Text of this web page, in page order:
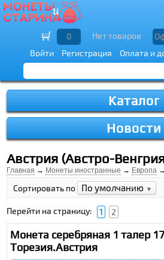
Войти Регистрация Оплата и
0 Нет товаров
Каталог
Новости
Австрия (Австро-
Главная → Монеты иностранные → Европа
Сортировать по По умолчанию ▼
Перейти на страницу: 1 2
Монета серебряная 1 талер
Торезия.Австрия